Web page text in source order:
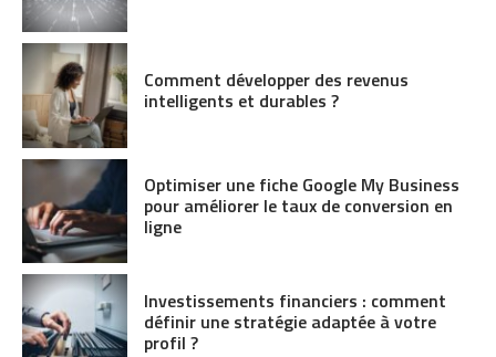
Comment développer des revenus
intelligents et durables ?
Optimiser une fiche Google My Business
pour améliorer le taux de conversion en
ligne
Investissements financiers : comment
définir une stratégie adaptée à votre
profil ?